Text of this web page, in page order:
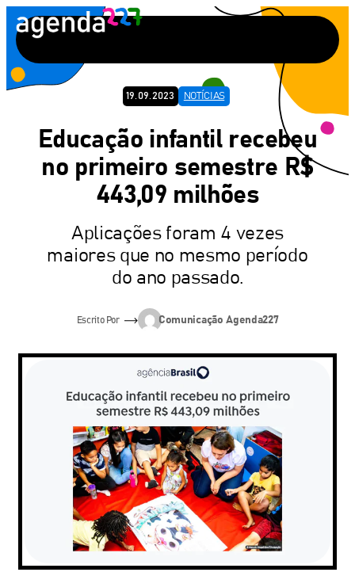
para
conteúdo
19.09.2023 NOTÍCIAS
Educação infantil recebeu
no primeiro semestre R$
443,09 milhões
Aplicações foram 4 vezes
maiores que no mesmo período
do ano passado.
Escrito Por Comunicação Agenda227